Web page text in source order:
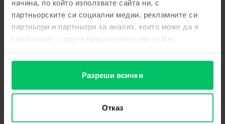
начина, по който използвате сайта ни, с
партньорските си социални медии, рекламните си
партньори и партньори за анализ, които може да я
комбинират с друга предоставена им от Вас
ползването от Ваша страна на услугите им.
Разреши всички
Отказ
Тодор Тодоров,05 Aug 2026
Apple iPhone 16 Pro, Natural Titanium, 256 GB, Като нов
Страхотен е Благодаря
Отговор от Flip
Благодарим Ви за отзива! 😊 Радваме се, че сте останали